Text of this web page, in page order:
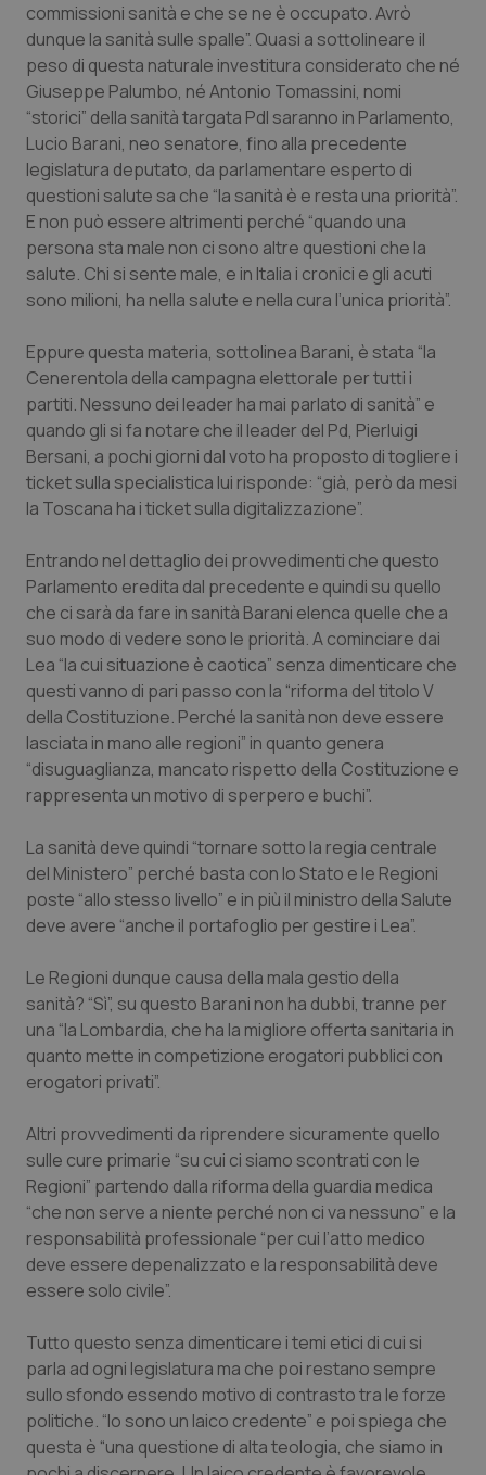
Calabria
Campania
Emilia-Romagna
Friuli Venezia Giulia
Lazio
Liguria
Lombardia
Marche
Molise
Provincia Autonoma di Bolzano
Provincia Autonoma di Trento
Puglia
Sardegna
Toscana
Umbria
Valle D’Aosta
Veneto
Asma & BPCO
Car-T
Colesterolo & coronaropatie
Dermatite Atopica
Diabete & glucometri
Disturbi dell’umore
Dolore
Donna & Salute
Epatiti
Infezioni & Febbre
Ipertensione & Scompenso
Malattie rare
Malattia di Crohn & Rettocolite Ulcerosa
Obesità
Oftalmologia
Oncodermatologia
Oncoematologia
Psoriasi & pelle
Quotidiano Cardiologia
Quotidiano Chirurgia
Quotidiano Oncologia
Quotidiano Pediatria
Rene & patologie urogenitali
commissioni sanità e che se ne è occupato. Avrò
dunque la sanità sulle spalle”. Quasi a sottolineare il
peso di questa naturale investitura considerato che né
Giuseppe Palumbo, né Antonio Tomassini, nomi
“storici” della sanità targata Pdl saranno in Parlamento,
Lucio Barani, neo senatore, fino alla precedente
legislatura deputato, da parlamentare esperto di
questioni salute sa che “la sanità è e resta una priorità”.
E non può essere altrimenti perché “quando una
persona sta male non ci sono altre questioni che la
salute. Chi si sente male, e in Italia i cronici e gli acuti
sono milioni, ha nella salute e nella cura l’unica priorità”.
Eppure questa materia, sottolinea Barani, è stata “la
Cenerentola della campagna elettorale per tutti i
partiti. Nessuno dei leader ha mai parlato di sanità” e
quando gli si fa notare che il leader del Pd, Pierluigi
Bersani, a pochi giorni dal voto ha proposto di togliere i
ticket sulla specialistica lui risponde: “già, però da mesi
la Toscana ha i ticket sulla digitalizzazione”.
Entrando nel dettaglio dei provvedimenti che questo
Parlamento eredita dal precedente e quindi su quello
che ci sarà da fare in sanità Barani elenca quelle che a
suo modo di vedere sono le priorità. A cominciare dai
Lea “la cui situazione è caotica” senza dimenticare che
questi vanno di pari passo con la “riforma del titolo V
della Costituzione. Perché la sanità non deve essere
lasciata in mano alle regioni” in quanto genera
“disuguaglianza, mancato rispetto della Costituzione e
rappresenta un motivo di sperpero e buchi”.
La sanità deve quindi “tornare sotto la regia centrale
del Ministero” perché basta con lo Stato e le Regioni
poste “allo stesso livello” e in più il ministro della Salute
deve avere “anche il portafoglio per gestire i Lea”.
Le Regioni dunque causa della mala gestio della
sanità? “Sì”, su questo Barani non ha dubbi, tranne per
una “la Lombardia, che ha la migliore offerta sanitaria in
quanto mette in competizione erogatori pubblici con
erogatori privati”.
Altri provvedimenti da riprendere sicuramente quello
sulle cure primarie “su cui ci siamo scontrati con le
Regioni” partendo dalla riforma della guardia medica
“che non serve a niente perché non ci va nessuno” e la
responsabilità professionale “per cui l’atto medico
deve essere depenalizzato e la responsabilità deve
essere solo civile”.
Tutto questo senza dimenticare i temi etici di cui si
parla ad ogni legislatura ma che poi restano sempre
sullo sfondo essendo motivo di contrasto tra le forze
politiche. “Io sono un laico credente” e poi spiega che
questa è “una questione di alta teologia, che siamo in